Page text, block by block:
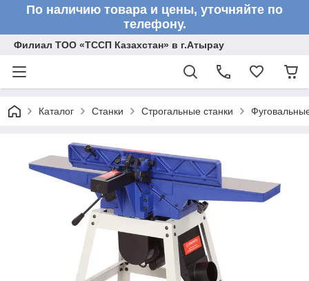
По наличию товара и цены, уточняйте по
телефону.
Филиал ТОО «ТССП Казахстан» в г.Атырау
Каталог Станки Строгальные станки